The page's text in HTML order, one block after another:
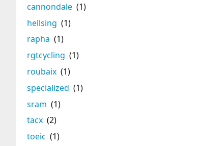
cannondale (1)
hellsing (1)
rapha (1)
rgtcycling (1)
roubaix (1)
specialized (1)
sram (1)
tacx (2)
toeic (1)